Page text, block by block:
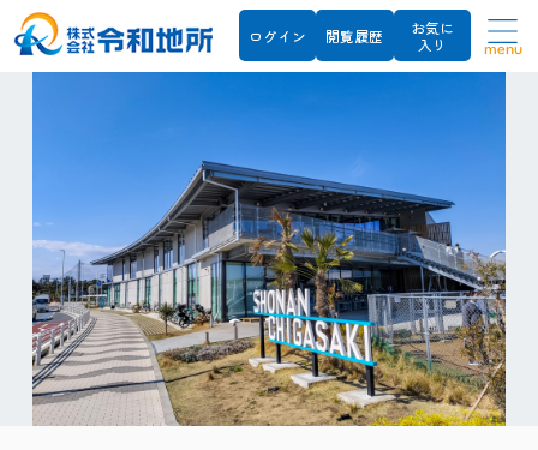
ログイン 閲覧履歴
お気に
入り
menu